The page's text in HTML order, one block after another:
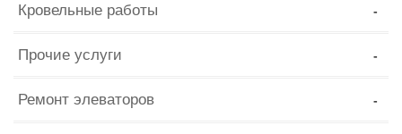
Кровельные работы
Прочие услуги
Ремонт элеваторов